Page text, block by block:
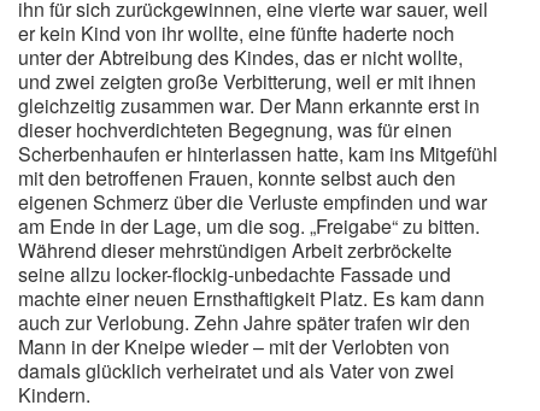
ihn für sich zurückgewinnen, eine vierte war sauer, weil
er kein Kind von ihr wollte, eine fünfte haderte noch
unter der Abtreibung des Kindes, das er nicht wollte,
und zwei zeigten große Verbitterung, weil er mit ihnen
gleichzeitig zusammen war. Der Mann erkannte erst in
dieser hochverdichteten Begegnung, was für einen
Scherbenhaufen er hinterlassen hatte, kam ins Mitgefühl
mit den betroffenen Frauen, konnte selbst auch den
eigenen Schmerz über die Verluste empfinden und war
am Ende in der Lage, um die sog. „Freigabe“ zu bitten.
Während dieser mehrstündigen Arbeit zerbröckelte
seine allzu locker-flockig-unbedachte Fassade und
machte einer neuen Ernsthaftigkeit Platz. Es kam dann
auch zur Verlobung. Zehn Jahre später trafen wir den
Mann in der Kneipe wieder – mit der Verlobten von
damals glücklich verheiratet und als Vater von zwei
Kindern.